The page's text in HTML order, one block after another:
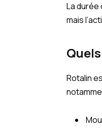
La
mais
Rotalin